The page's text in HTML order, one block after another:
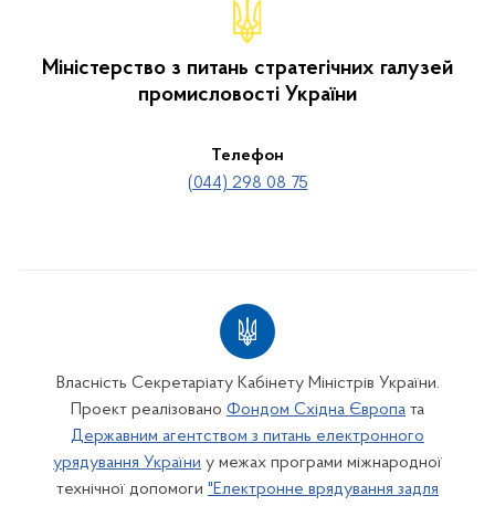
Міністерство з питань стратегічних галузей
промисловості України
Телефон
(044) 298 08 75
Власність Секретаріату Кабінету Міністрів України.
Проект реалізовано Фондом Східна Європа та
Державним агентством з питань електронного
урядування України у межах програми міжнародної
технічної допомоги "Електронне врядування задля